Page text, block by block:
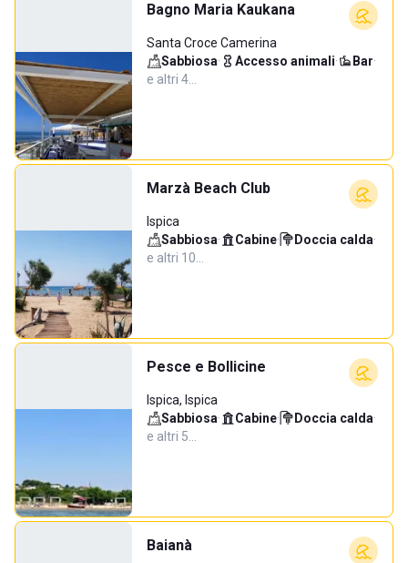
Bagno Maria Kaukana
Santa Croce Camerina
Sabbiosa· Accesso animali· Bar·
e altri 4…
Marzà Beach Club
Ispica
Sabbiosa· Cabine· Doccia calda·
e altri 10…
Pesce e Bollicine
Ispica, Ispica
Sabbiosa· Cabine· Doccia calda·
e altri 5…
Baianà